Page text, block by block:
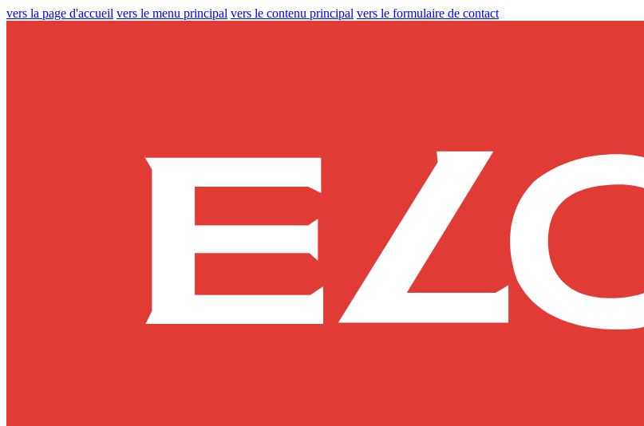
vers la page d'accueil vers le menu principal vers le contenu principal vers le formulaire de contact